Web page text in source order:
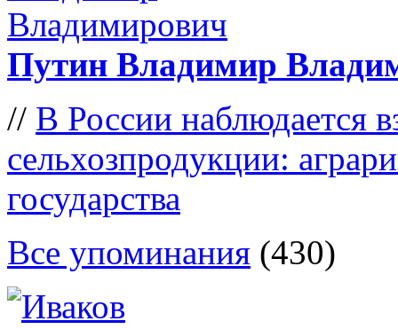
Путин Владимир
// В России наблюдается
сельхозпродукции:
государства
Все упоминания (430)